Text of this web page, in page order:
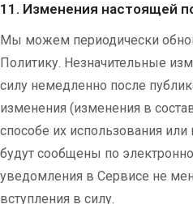
11. Изменения настоящей
Мы можем периодически
Политику. Незначительные
силу немедленно после
изменения (изменения в
способе их использования или
будут сообщены по
уведомления в Сервисе не
вступления в силу.